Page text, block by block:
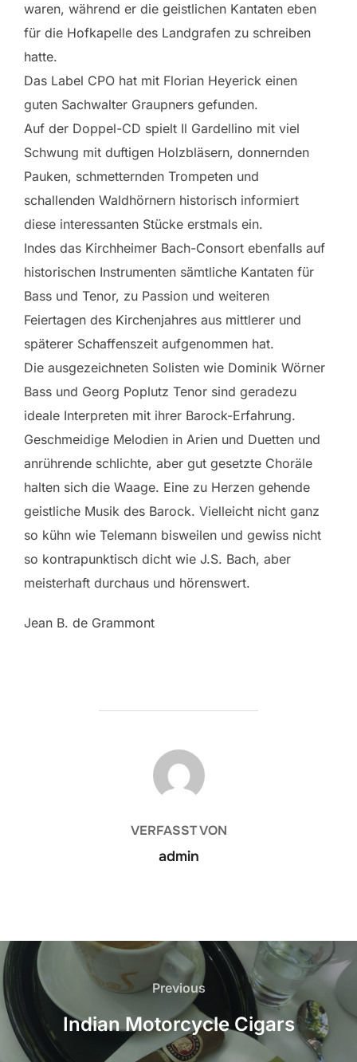
waren, während er die geistlichen Kantaten eben
für die Hofkapelle des Landgrafen zu schreiben
hatte.
Das Label CPO hat mit Florian Heyerick einen
guten Sachwalter Graupners gefunden.
Auf der Doppel-CD spielt Il Gardellino mit viel
Schwung mit duftigen Holzbläsern, donnernden
Pauken, schmetternden Trompeten und
schallenden Waldhörnern historisch informiert
diese interessanten Stücke erstmals ein.
Indes das Kirchheimer Bach-Consort ebenfalls auf
historischen Instrumenten sämtliche Kantaten für
Bass und Tenor, zu Passion und weiteren
Feiertagen des Kirchenjahres aus mittlerer und
späterer Schaffenszeit aufgenommen hat.
Die ausgezeichneten Solisten wie Dominik Wörner
Bass und Georg Poplutz Tenor sind geradezu
ideale Interpreten mit ihrer Barock-Erfahrung.
Geschmeidige Melodien in Arien und Duetten und
anrührende schlichte, aber gut gesetzte Choräle
halten sich die Waage. Eine zu Herzen gehende
geistliche Musik des Barock. Vielleicht nicht ganz
so kühn wie Telemann bisweilen und gewiss nicht
so kontrapunktisch dicht wie J.S. Bach, aber
meisterhaft durchaus und hörenswert.
Jean B. de Grammont
BEITRAGSAUTOR
VERFASST VON
admin
Beitrags-
Navigation
Previous
Previous
Indian Motorcycle Cigars